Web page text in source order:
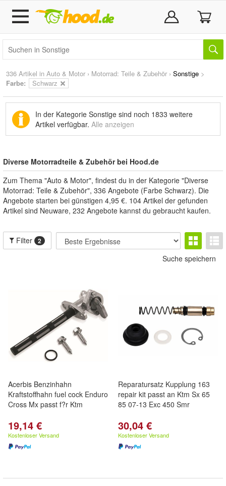
336 Artikel in Auto & Motor › Motorrad: Teile & Zubehör › Sonstige >
Farbe:
Schwarz
In der Kategorie Sonstige sind noch 1833 weitere
Artikel verfügbar. Alle anzeigen
Diverse Motorradteile & Zubehör bei Hood.de
Zum Thema "Auto & Motor", findest du in der Kategorie "Diverse
Motorrad: Teile & Zubehör", 336 Angebote (Farbe Schwarz). Die
Angebote starten bei günstigen 4,95 €. 104 Artikel der gefunden
Artikel sind Neuware, 232 Angebote kannst du gebraucht kaufen.
Filter 2
Suche speichern
Acerbis Benzinhahn
Kraftstoffhahn fuel cock Enduro
Cross Mx passt f?r Ktm
19,14 €
Kostenloser Versand
Reparatursatz Kupplung 163
repair kit passt an Ktm Sx 65
85 07-13 Exc 450 Smr
30,04 €
Kostenloser Versand